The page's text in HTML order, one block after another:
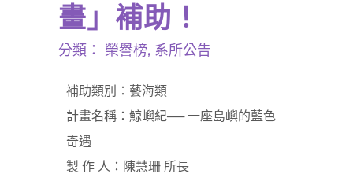
畫」補助！
分類： 榮譽榜, 系所公告
補助類別：藝海類
計畫名稱：鯨嶼紀── 一座島嶼的藍色
奇遇
製 作 人：陳慧珊 所長